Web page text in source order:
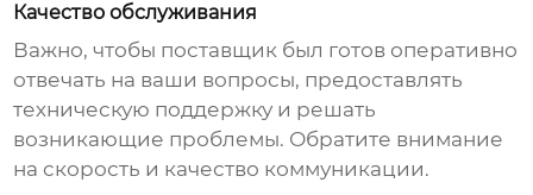
Качество обслуживания
Важно, чтобы поставщик был готов оперативно
отвечать на ваши вопросы, предоставлять
техническую поддержку и решать
возникающие проблемы. Обратите внимание
на скорость и качество коммуникации.